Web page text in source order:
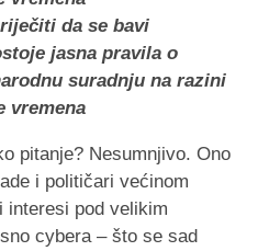
da se bavi
jasna pravila o
suradnju na razini
vremena
pitanje? Nesumnjivo. Ono
i političari većinom
interesi pod velikim
cybera – što se sad